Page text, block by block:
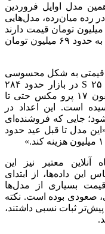
مدل اوایل فروردین
در رده میان‌رده، مدل‌هایی
مثل گلکسی A ۵۶ حالا در بازه ۹۵ تا ۱۰۱ میلیون تومان قیمت دارند
و گوشی‌هایی مانند ردمی نوت ۱۴ پرو نیز به حدود ۶۹ میلیون تومان
قیمتی به شکل محسوسی
افزایش یافته؛ به‌طوری‌که گلکسی S ۲۵ Ultra در بازار حدود ۲۸۴
میلیون تومان قیمت‌گذاری می‌شود و آیفون ۱۷ پرو مکس حتی تا
نیز رسیده است. این اعداد در
جایی که فروشنده‌ای
مدل تا قبل عید حدود
معتبر نیز این
این داده‌ها، از ابتدای
تا اواسط اردیبهشت ۱۴۰۵، قیمت بسیاری از مدل‌ها
صعودی بوده است. نکته
ثبات نسبی داشتند،